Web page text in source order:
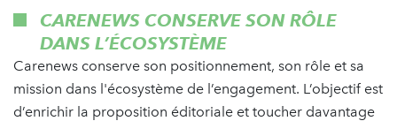
CARENEWS CONSERVE SON RÔLE
DANS L’ÉCOSYSTÈME
Carenews conserve son positionnement, son rôle et sa
mission dans l'écosystème de l’engagement. L’objectif est
d’enrichir la proposition éditoriale et toucher davantage